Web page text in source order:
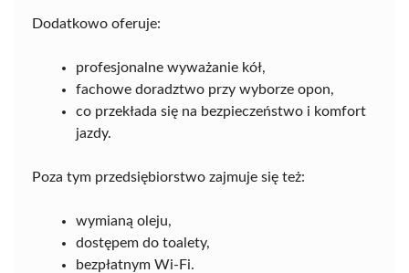
Dodatkowo oferuje:
profesjonalne wyważanie kół,
fachowe doradztwo przy wyborze opon,
co przekłada się na bezpieczeństwo i komfort
jazdy.
Poza tym przedsiębiorstwo zajmuje się też:
wymianą oleju,
dostępem do toalety,
bezpłatnym Wi-Fi.